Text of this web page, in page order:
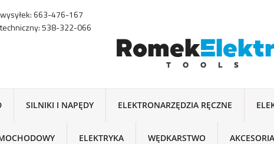
wysyłek: 663-476-167
techniczny: 538-322-066
SILNIKI I NAPĘDY ELEKTRONARZĘDZIA RĘCZNE
ELEKTRYKA WĘDKARSTWO